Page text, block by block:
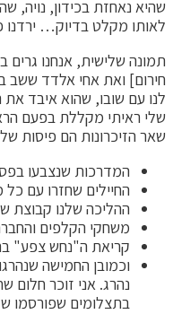
לאותו מקלט בדיוק… ירדנו
תמונה שלישית, אנחנו
חירום] ואת אחי אלדד ששב
לנו עם שובו, שהוא איבד
שלי ראיתי מקללת בפעם
שאר הזיכרונות הם פיסות
המדרכות שנצבעו
החיילים שחזרו עם
ההליכה שלנו קבוצת
משחקי הקלפים והחברה ב-21 יום רצופים
קריאת ה"נחש צפע"
וכמובן החמישה
נהרג. אני זוכר חלום
בתצלומים שפורסמו